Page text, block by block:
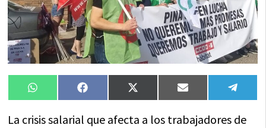
Compartir
en
WhatsAppCompartir
en
FacebookCompartir
en
X
(Twitter)
Compartir
en
Email
en
La crisis salarial que afecta a los trabajadores de